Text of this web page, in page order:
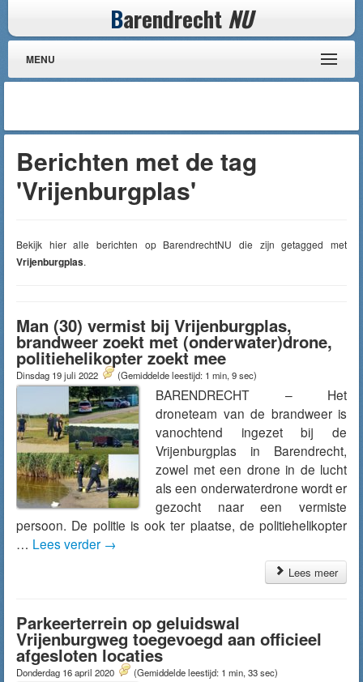
Barendrecht NU
MENU
Berichten met de tag
'Vrijenburgplas'
Bekijk hier alle berichten op BarendrechtNU die zijn getagged met
Vrijenburgplas.
Man (30) vermist bij Vrijenburgplas,
brandweer zoekt met (onderwater)drone,
politiehelikopter zoekt mee
Dinsdag 19 juli 2022 (Gemiddelde leestijd: 1 min, 9 sec)
BARENDRECHT – Het
droneteam van de brandweer is
vanochtend ingezet bij de
Vrijenburgplas in Barendrecht,
zowel met een drone in de lucht
als een onderwaterdrone wordt er
gezocht naar een vermiste
persoon. De politie is ook ter plaatse, de politiehelikopter
… Lees verder →
Lees meer
Parkeerterrein op geluidswal
Vrijenburgweg toegevoegd aan officieel
afgesloten locaties
Donderdag 16 april 2020 (Gemiddelde leestijd: 1 min, 33 sec)